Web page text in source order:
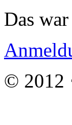
Das
© 2012